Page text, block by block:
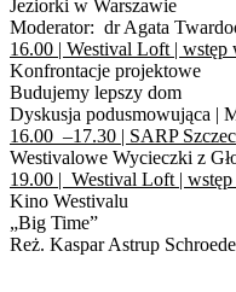
Jeziorki w Warszawie
Moderator: dr Agata
16.00 | Westival Loft | wstęp
Konfrontacje projektowe
Budujemy lepszy dom
Dyskusja podusmowująca |
16.00 –17.30 | SARP
Westivalowe Wycieczki z
19.00 | Westival Loft |
Kino Westivalu
„Big Time”
Reż. Kaspar Astrup